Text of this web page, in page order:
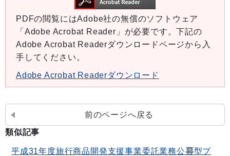
PDFの閲覧にはAdobe社の無償のソフトウェア
「Adobe Acrobat Reader」が必要です。下記の
Adobe Acrobat Readerダウンロードページから入
手してください。
Adobe Acrobat Readerダウンロード
前のページへ戻る
類似記事
平成31年度旅行商品開発支援事業委託業務公募型プ